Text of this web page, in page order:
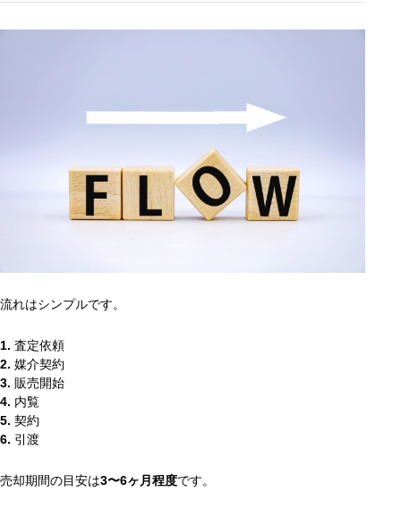
流れはシンプルです。
1. 査定依頼
2. 媒介契約
3. 販売開始
4. 内覧
5. 契約
6. 引渡
売却期間の目安は3〜6ヶ月程度です。